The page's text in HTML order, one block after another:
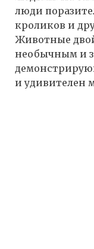
люди
кроликов и
Животные
необычным и
и удивителен